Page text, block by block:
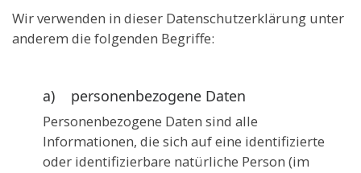
Wir verwenden in dieser Datenschutzerklärung unter
anderem die folgenden Begriffe:
a) personenbezogene Daten
Personenbezogene Daten sind alle
Informationen, die sich auf eine identifizierte
oder identifizierbare natürliche Person (im